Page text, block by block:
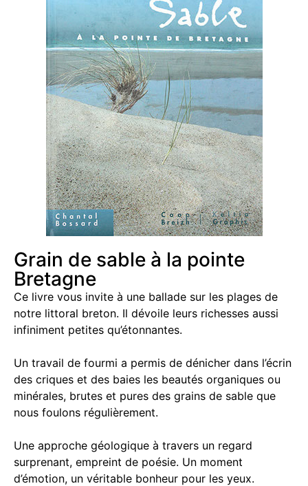
Grain de sable à la pointe
Bretagne
Ce livre vous invite à une ballade sur les plages de
notre littoral breton. Il dévoile leurs richesses aussi
infiniment petites qu’étonnantes.
Un travail de fourmi a permis de dénicher dans l’écrin
des criques et des baies les beautés organiques ou
minérales, brutes et pures des grains de sable que
nous foulons régulièrement.
Une approche géologique à travers un regard
surprenant, empreint de poésie. Un moment
d’émotion, un véritable bonheur pour les yeux.